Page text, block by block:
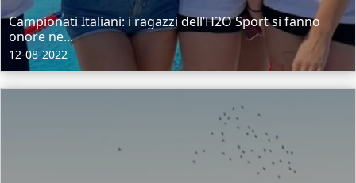
Campionati Italiani: i ragazzi dell’H2O Sport si fanno
onore ne...
12-08-2022